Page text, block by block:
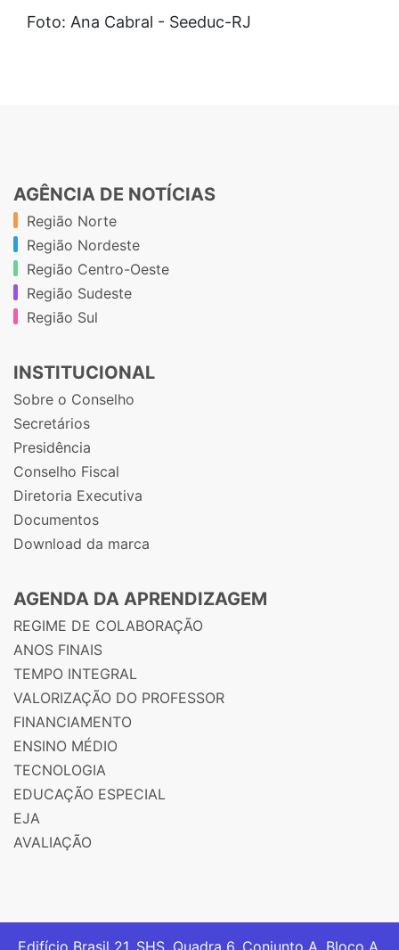
Foto: Ana Cabral - Seeduc-RJ
AGÊNCIA DE NOTÍCIAS
Região Norte
Região Nordeste
Região Centro-Oeste
Região Sudeste
Região Sul
INSTITUCIONAL
Sobre o Conselho
Secretários
Presidência
Conselho Fiscal
Diretoria Executiva
Documentos
Download da marca
AGENDA DA APRENDIZAGEM
REGIME DE COLABORAÇÃO
ANOS FINAIS
TEMPO INTEGRAL
VALORIZAÇÃO DO PROFESSOR
FINANCIAMENTO
ENSINO MÉDIO
TECNOLOGIA
EDUCAÇÃO ESPECIAL
EJA
AVALIAÇÃO
Edifício Brasil 21. SHS, Quadra 6, Conjunto A, Bloco A,